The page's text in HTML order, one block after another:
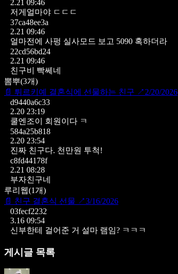
2.21 09:46
저게얼마야 ㄷㄷㄷ
37ca48ee3a
2.21 09:46
얼마전에 사펑 실사모드 보고 5090 혹하더라
22cd56bd24
2.21 09:46
친구비 빡쎄네
뽐뿌(3개)
📄 튀르키예 결혼식에 선물하는 친구 ↗ 2/20/2026
d9440a6c33
2.20 23:19
쿨엔조이 회원이다 ㅋ
584a25b818
2.20 23:54
진짜 친구다. 천만원 투척!
c8fd44178f
2.21 08:28
부자친구네
루리웹(1개)
📄 친구 결혼식 선물 ↗3/16/2026
03fecf2232
3.16 09:54
신부한테 걸어준 거 설마 램임? ㅋㅋㅋ
게시글 목록